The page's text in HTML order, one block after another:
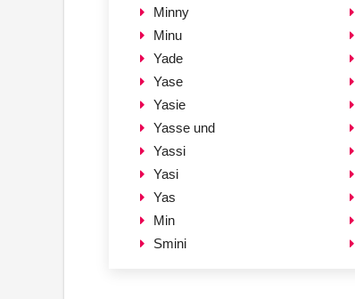
Minny
Minu
Yade
Yase
Yasie
Yasse und
Yassi
Yasi
Yas
Min
Smini